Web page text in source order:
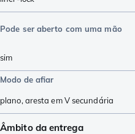
Pode ser aberto com uma mão
sim
Modo de afiar
plano, aresta em V secundária
Âmbito da entrega